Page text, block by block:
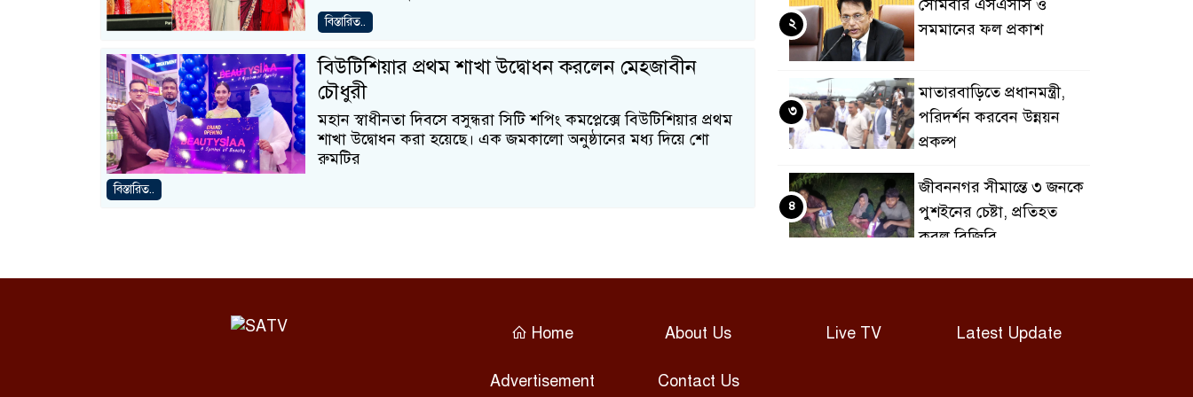
বিস্তারিত..
বিউটিশিয়ার প্রথম শাখা উদ্বোধন করলেন মেহজাবীন
চৌধুরী
মহান স্বাধীনতা দিবসে বসুন্ধরা সিটি শপিং কমপ্লেক্সে বিউটিশিয়ার প্রথম
শাখা উদ্বোধন করা হয়েছে। এক জমকালো অনুষ্ঠানের মধ্য দিয়ে শো
রুমটির
বিস্তারিত..
সোমবার এসএসসি ও
সমমানের ফল প্রকাশ
২
মাতারবাড়িতে প্রধানমন্ত্রী,
পরিদর্শন করবেন উন্নয়ন
প্রকল্প
৩
জীবননগর সীমান্তে ৩ জনকে
পুশইনের চেষ্টা, প্রতিহত
করল বিজিবি
৪
চাঁদপুরে নারীর পেট থেকে
অপসারণ
Home About Us Live TV Latest Update
Advertisement Contact Us